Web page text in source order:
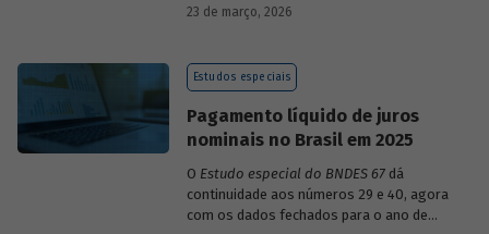
durante esse período e as mudanças
23 de março, 2026
Estudos especiais
Pagamento líquido de juros
nominais no Brasil em 2025
O Estudo especial do BNDES 67dá
continuidade aos números 29 e 40, agora
com os dados fechados para o ano de